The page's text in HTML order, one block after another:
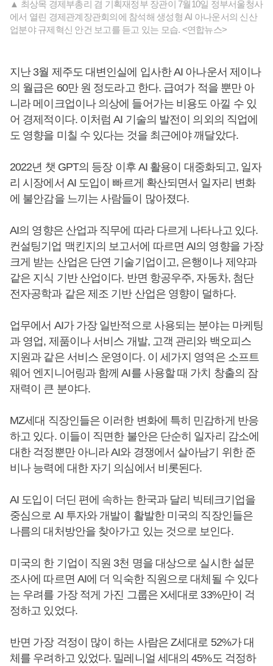
▲ 최상목 경제부총리 겸 기획재정부 장관이 7월10일 정부서울청사
에서 열린 경제관계장관회의에 참석해 생성형 AI 아나운서의 신산
업분야 규제혁신 안건 보고를 듣고 있는 모습. <연합뉴스>
지난 3월 제주도 대변인실에 입사한 AI 아나운서 제이나
의 월급은 60만 원 정도라고 한다. 급여가 적을 뿐만 아
니라 메이크업이나 의상에 들어가는 비용도 아낄 수 있
어 경제적이다. 이처럼 AI 기술의 발전이 의외의 직업에
도 영향을 미칠 수 있다는 것을 최근에야 깨달았다.
2022년 챗 GPT의 등장 이후 AI 활용이 대중화되고, 일자
리 시장에서 AI 도입이 빠르게 확산되면서 일자리 변화
에 불안감을 느끼는 사람들이 많아졌다.
AI의 영향은 산업과 직무에 따라 다르게 나타나고 있다.
컨설팅기업 맥킨지의 보고서에 따르면 AI의 영향을 가장
크게 받는 산업은 단연 기술기업이고, 은행이나 제약과
같은 지식 기반 산업이다. 반면 항공우주, 자동차, 첨단
전자공학과 같은 제조 기반 산업은 영향이 덜하다.
업무에서 AI가 가장 일반적으로 사용되는 분야는 마케팅
과 영업, 제품이나 서비스 개발, 고객 관리와 백오피스
지원과 같은 서비스 운영이다. 이 세가지 영역은 소프트
웨어 엔지니어링과 함께 AI를 사용할 때 가치 창출의 잠
재력이 큰 분야다.
MZ세대 직장인들은 이러한 변화에 특히 민감하게 반응
하고 있다. 이들이 직면한 불안은 단순히 일자리 감소에
대한 걱정뿐만 아니라 AI와 경쟁에서 살아남기 위한 준
비나 능력에 대한 자기 의심에서 비롯된다.
AI 도입이 더딘 편에 속하는 한국과 달리 빅테크기업을
중심으로 AI 투자와 개발이 활발한 미국의 직장인들은
나름의 대처방안을 찾아가고 있는 것으로 보인다.
미국의 한 기업이 직원 3천 명을 대상으로 실시한 설문
조사에 따르면 AI에 더 익숙한 직원으로 대체될 수 있다
는 우려를 가장 적게 가진 그룹은 X세대로 33%만이 걱
정하고 있었다.
반면 가장 걱정이 많이 하는 사람은 Z세대로 52%가 대
체를 우려하고 있었다. 밀레니얼 세대의 45%도 걱정하